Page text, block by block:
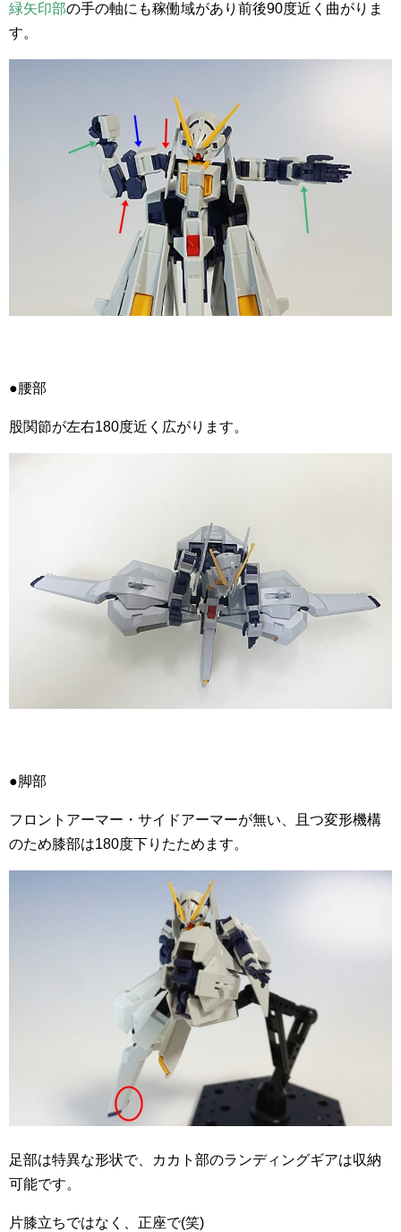
緑矢印部の手の軸にも稼働域があり前後90度近く曲がりま
す。
●腰部
股関節が左右180度近く広がります。
●脚部
フロントアーマー・サイドアーマーが無い、且つ変形機構
のため膝部は180度下りたためます。
足部は特異な形状で、カカト部のランディングギアは収納
可能です。
片膝立ちではなく、正座で(笑)